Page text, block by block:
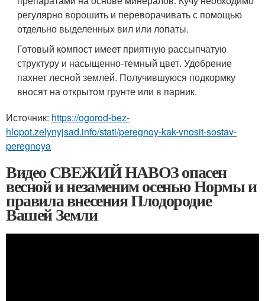
регулярно ворошить и переворачивать с помощью
отдельно выделенных вил или лопаты.
Готовый компост имеет приятную рассыпчатую
структуру и насыщенно-темный цвет. Удобрение
пахнет лесной землей. Получившуюся подкормку
вносят на открытом грунте или в парник.
Источник: https://ogorod-bez-
hlopot.zelynyjsad.info/stati/peregnoy-kak-vnosit-sostav-
peregnoya
Видео СВЕЖИЙ НАВОЗ опасен
весной и незаменим осенью Нормы и
правила внесения Плодородие
Вашей Земли